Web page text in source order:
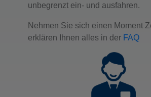
unbegrenzt ein- und ausfahren.
Nehmen Sie sich einen Moment
erklären Ihnen alles in der FAQ